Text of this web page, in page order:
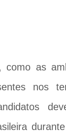
as
nos